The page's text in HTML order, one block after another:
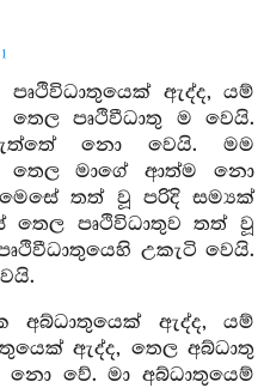
ඇද්ද, යම්
තෙල පෘථිවීධාතු ම වෙයි.
නො වෙයි. මම
තෙල මාගේ ආත්ම නො
මෙසේ තත් වූ පරිදි සම්‍යක්
තෙල පෘථිවිධාතුව තත් වූ
උකැටි වෙයි.
අබ්ධාතුයෙක් ඇද්ද, යම්
ඇද්ද, තෙල අබ්ධාතු
නො වේ. මා අබ්ධාතුයෙම්